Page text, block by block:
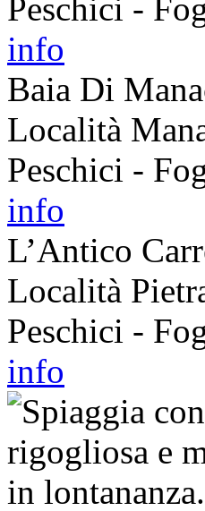
Peschici -
info
Baia Di
Località
Peschici -
info
L’Antico
Località
Peschici -
info